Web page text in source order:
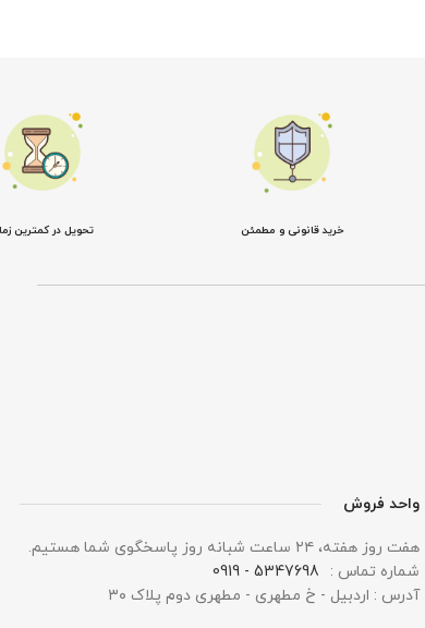
خرید قانونی و مطمئن تحویل در کمترین
واحد فروش
هفت روز هفته، ۲۴ ساعت شبانه‌ روز پاسخگوی شما هستیم.
شماره تماس :
5347698 - 0919
آدرس : اردبیل - خ مطهری - مطهری دوم پلاک ۳۰